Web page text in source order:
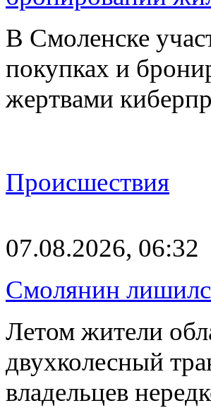
В Смоленске
покупках и
жертвами
Происшествия
07.08.2026, 06:32
Смолянин
Летом жители
двухколесный
владельцев